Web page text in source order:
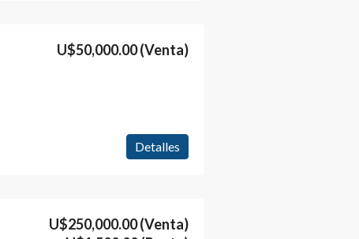
U$50,000.00(Venta)
Detalles
U$250,000.00(Venta)